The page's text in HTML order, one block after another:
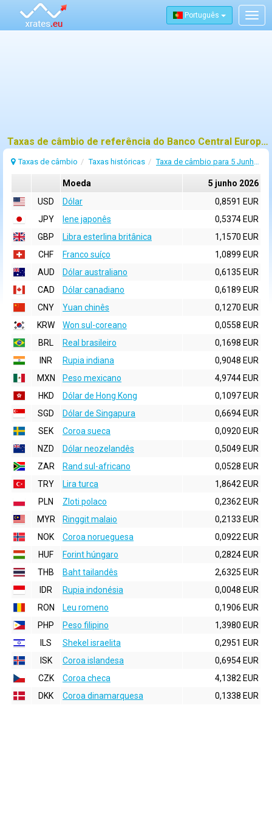
Português
Taxas de câmbio de referência do Banco Central Europeu (BCE) para 5 junho 2026
Taxas de câmbio Taxas históricas Taxa de câmbio para 5 Junho 2026
Moeda
5 junho 2026
USD
Dólar
0,8591 EUR
JPY
Iene japonês
0,5374 EUR
GBP
Libra esterlina britânica
1,1570 EUR
CHF
Franco suíço
1,0899 EUR
AUD
Dólar australiano
0,6135 EUR
CAD
Dólar canadiano
0,6189 EUR
CNY
Yuan chinês
0,1270 EUR
KRW
Won sul-coreano
0,0558 EUR
BRL
Real brasileiro
0,1698 EUR
INR
Rupia indiana
0,9048 EUR
MXN
Peso mexicano
4,9744 EUR
HKD
Dólar de Hong Kong
0,1097 EUR
SGD
Dólar de Singapura
0,6694 EUR
SEK
Coroa sueca
0,0920 EUR
NZD
Dólar neozelandês
0,5049 EUR
ZAR
Rand sul-africano
0,0528 EUR
TRY
Lira turca
1,8642 EUR
PLN
Zloti polaco
0,2362 EUR
MYR
Ringgit malaio
0,2133 EUR
NOK
Coroa norueguesa
0,0922 EUR
HUF
Forint húngaro
0,2824 EUR
THB
Baht tailandês
2,6325 EUR
IDR
Rupia indonésia
0,0048 EUR
RON
Leu romeno
0,1906 EUR
PHP
Peso filipino
1,3980 EUR
ILS
Shekel israelita
0,2951 EUR
ISK
Coroa islandesa
0,6954 EUR
CZK
Coroa checa
4,1382 EUR
DKK
Coroa dinamarquesa 0,1338 EUR